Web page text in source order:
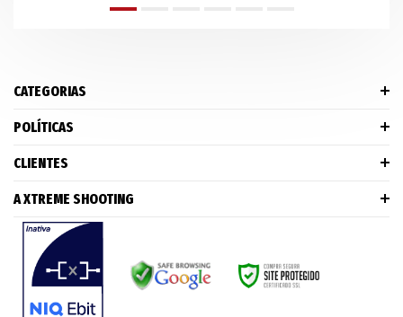
CATEGORIAS
POLÍTICAS
CLIENTES
A XTREME SHOOTING